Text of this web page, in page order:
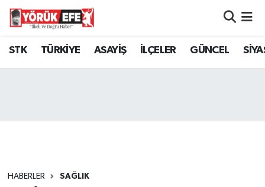
STK TÜRKİYE ASAYİŞ İLÇELER GÜNCEL
HABERLER SAĞLIK
Aydın Nöbetçi Eczaneler